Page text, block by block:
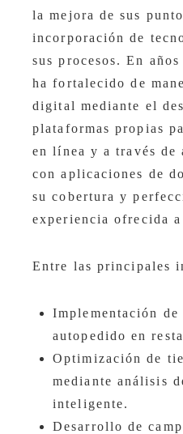
la mejora de sus
incorporación de
sus procesos. En
ha fortalecido de
digital mediante el
plataformas propias
en línea y a través de
con aplicaciones de
su cobertura y
experiencia ofrecida
Entre las principales
Implementación
autopedido en
Optimización de
mediante análisis
inteligente.
Desarrollo de